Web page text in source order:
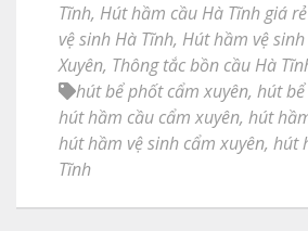
Tĩnh, Hút hầm cầu Hà Tĩnh giá
vệ sinh Hà Tĩnh, Hút hầm vệ
Xuyên, Thông tắc bồn cầu Hà
hút bể phốt cẩm xuyên, hút
hút hầm cầu cẩm xuyên, hút
hút hầm vệ sinh cẩm xuyên, hút
Tĩnh